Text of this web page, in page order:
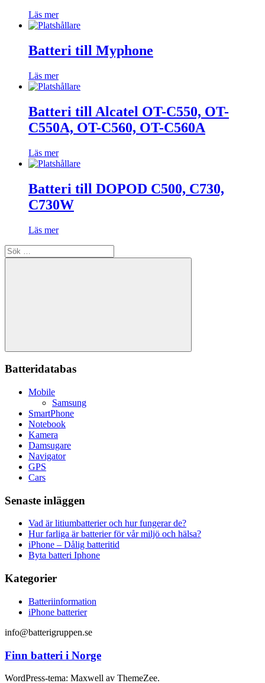
Läs mer
Batteri till Myphone
Läs mer
Batteri till Alcatel OT-C550, OT-
C550A, OT-C560, OT-C560A
Läs mer
Batteri till DOPOD C500, C730,
C730W
Läs mer
Sök
efter:
Sök
Batteridatabas
Mobile
Samsung
SmartPhone
Notebook
Kamera
Damsugare
Navigator
GPS
Cars
Senaste inläggen
Vad är litiumbatterier och hur fungerar de?
Hur farliga är batterier för vår miljö och hälsa?
iPhone – Dålig batteritid
Byta batteri Iphone
Kategorier
Batteriinformation
iPhone batterier
info@batterigruppen.se
Finn batteri i Norge
WordPress-tema: Maxwell av ThemeZee.